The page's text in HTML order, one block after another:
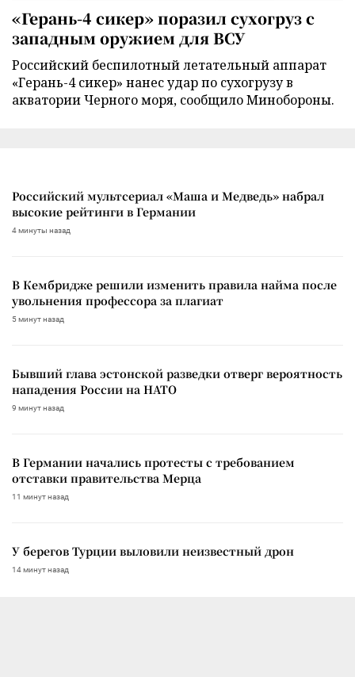
«Герань-4 сикер» поразил сухогруз с
западным оружием для ВСУ
Российский беспилотный летательный аппарат
«Герань-4 сикер» нанес удар по сухогрузу в
акватории Черного моря, сообщило Минобороны.
Российский мультсериал «Маша и Медведь» набрал
высокие рейтинги в Германии
4 минуты назад
В Кембридже решили изменить правила найма после
увольнения профессора за плагиат
5 минут назад
Бывший глава эстонской разведки отверг вероятность
нападения России на НАТО
9 минут назад
В Германии начались протесты с требованием
отставки правительства Мерца
11 минут назад
У берегов Турции выловили неизвестный дрон
14 минут назад